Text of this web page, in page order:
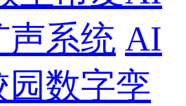
声系统 AI
园数字孪